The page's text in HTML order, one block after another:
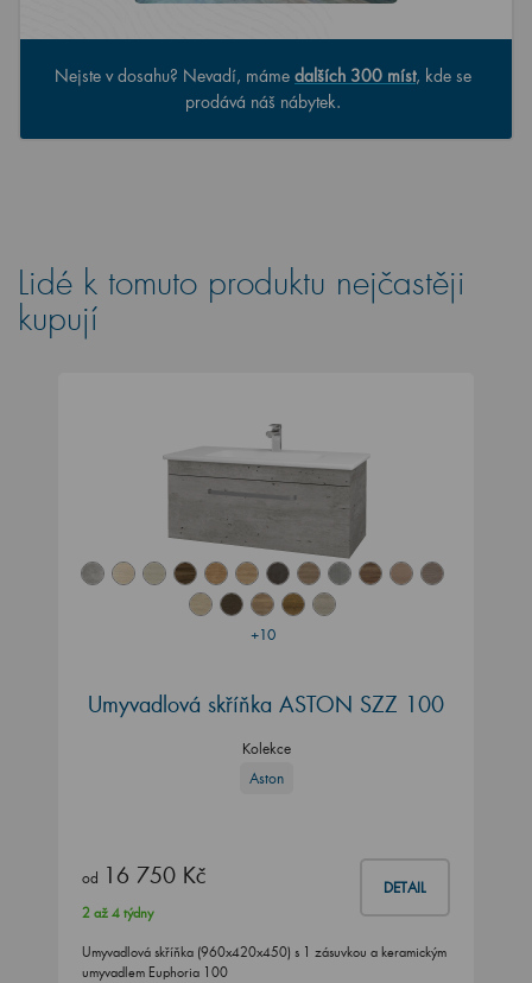
Nejste v dosahu? Nevadí, máme dalších 300 míst, kde se
prodává náš nábytek.
Lidé k tomuto produktu nejčastěji
kupují
+10
Umyvadlová skříňka ASTON SZZ 100
Kolekce
Aston
od 16 750 Kč DETAIL
2 až 4 týdny
Umyvadlová skříňka (960x420x450) s 1 zásuvkou a keramickým
umyvadlem Euphoria 100